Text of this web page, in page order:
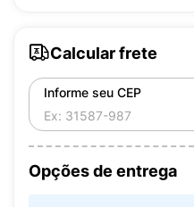
Calcular frete
Informe seu CEP
Opções de entrega